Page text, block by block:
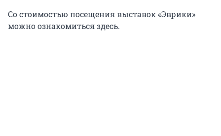
Со стоимостью посещения выставок «Эврики»
можно ознакомиться здесь.